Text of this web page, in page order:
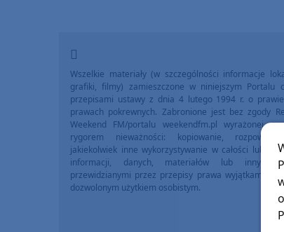
Wszelkie materiały (w szczególności informacje
grafiki, filmy) zamieszczone w niniejszym Portalu
przepisami ustawy z dnia 4 lutego 1994 r. o
prawach pokrewnych. Zabronione jest bez zgody
Weekend FM/portalu weekendfm.pl wyrażonej
rygorem nieważności: kopiowanie,
jakiekolwiek inne wykorzystywanie w całości lub we
informacji, danych, materiałów lub innych
przewidzianymi przez przepisy prawa wyjątkami, w
dozwolonym użytkiem osobistym.